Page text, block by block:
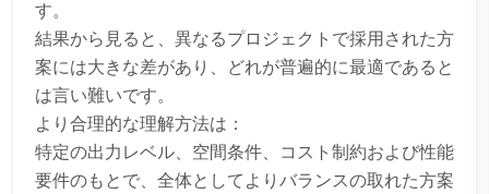
す。
結果から見ると、異なるプロジェクトで採用された方
案には大きな差があり、どれが普遍的に最適であると
は言い難いです。
より合理的な理解方法は：
特定の出力レベル、空間条件、コスト制約および性能
要件のもとで、全体としてよりバランスの取れた方案